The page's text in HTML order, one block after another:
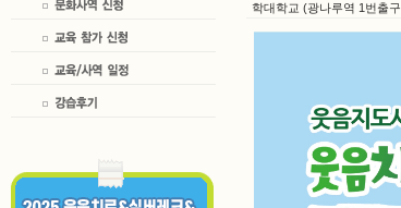
학대학교 (광나루역 1번출구